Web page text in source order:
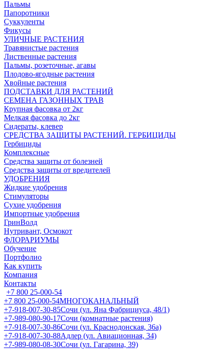
Пальмы
Папоротники
Суккуленты
Фикусы
УЛИЧНЫЕ РАСТЕНИЯ
Травянистые растения
Лиственные растения
Пальмы, розеточные, агавы
Плодово-ягодные растения
Хвойные растения
ПОДСТАВКИ ДЛЯ РАСТЕНИЙ
СЕМЕНА ГАЗОННЫХ ТРАВ
Крупная фасовка от 2кг
Мелкая фасовка до 2кг
Сидераты, клевер
СРЕДСТВА ЗАЩИТЫ РАСТЕНИЙ. ГЕРБИЦИДЫ
Гербициды
Комплексные
Средства защиты от болезней
Средства защиты от вредителей
УДОБРЕНИЯ
Жидкие удобрения
Стимуляторы
Сухие удобрения
Импортные удобрения
ГринВолд
Нутривант, Осмокот
ФЛОРАРИУМЫ
Обучение
Портфолио
Как купить
Компания
Контакты
+7 800 25-000-54
+7 800 25-000-54МНОГОКАНАЛЬНЫЙ
+7-918-007-30-85Сочи (ул. Яна Фабрициуса, 48/1)
+7-989-080-90-17Сочи (комнатные растения)
+7-918-007-30-86Сочи (ул. Краснодонская, 36а)
+7-918-007-30-88Адлер (ул. Авиационная, 34)
+7-989-080-08-30Сочи (ул. Гагарина, 39)